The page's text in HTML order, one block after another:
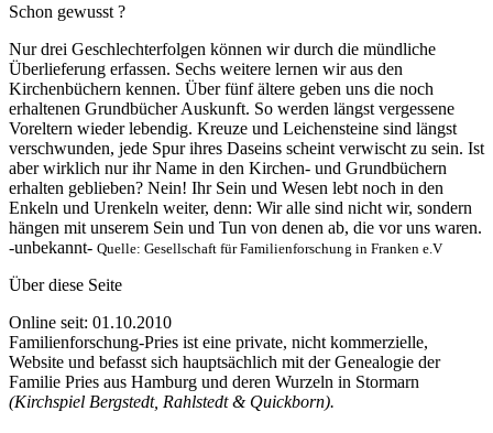
Schon gewusst ?
Nur drei Geschlechterfolgen können wir durch die mündliche
Überlieferung erfassen. Sechs weitere lernen wir aus den
Kirchenbüchern kennen. Über fünf ältere geben uns die noch
erhaltenen Grundbücher Auskunft. So werden längst vergessene
Voreltern wieder lebendig. Kreuze und Leichensteine sind längst
verschwunden, jede Spur ihres Daseins scheint verwischt zu sein. Ist
aber wirklich nur ihr Name in den Kirchen- und Grundbüchern
erhalten geblieben? Nein! Ihr Sein und Wesen lebt noch in den
Enkeln und Urenkeln weiter, denn: Wir alle sind nicht wir, sondern
hängen mit unserem Sein und Tun von denen ab, die vor uns waren.
-unbekannt- Quelle: Gesellschaft für Familienforschung in Franken e.V
Über diese Seite
Online seit: 01.10.2010
Familienforschung-Pries ist eine private, nicht kommerzielle,
Website und befasst sich hauptsächlich mit der Genealogie der
Familie Pries aus Hamburg und deren Wurzeln in Stormarn
(Kirchspiel Bergstedt, Rahlstedt & Quickborn).